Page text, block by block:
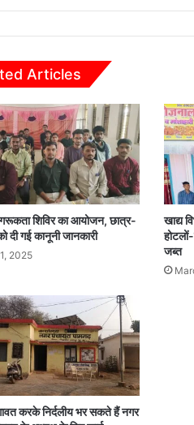
Articles
शिविर का आयोजन, छात्र-
दी गई कानूनी जानकारी
2025
खाद्य
जब्त
करके निर्दलीय भर सकते हैं नगर